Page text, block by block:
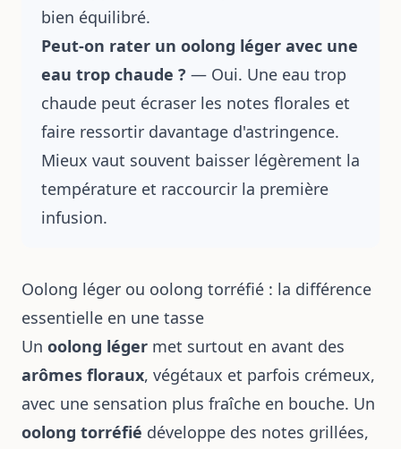
bien équilibré.
Peut-on rater un oolong léger avec une
eau trop chaude ? — Oui. Une eau trop
chaude peut écraser les notes florales et
faire ressortir davantage d'astringence.
Mieux vaut souvent baisser légèrement la
température et raccourcir la première
infusion.
Oolong léger ou oolong torréfié : la différence
essentielle en une tasse
Un oolong léger met surtout en avant des
arômes floraux, végétaux et parfois crémeux,
avec une sensation plus fraîche en bouche. Un
oolong torréfié développe des notes grillées,